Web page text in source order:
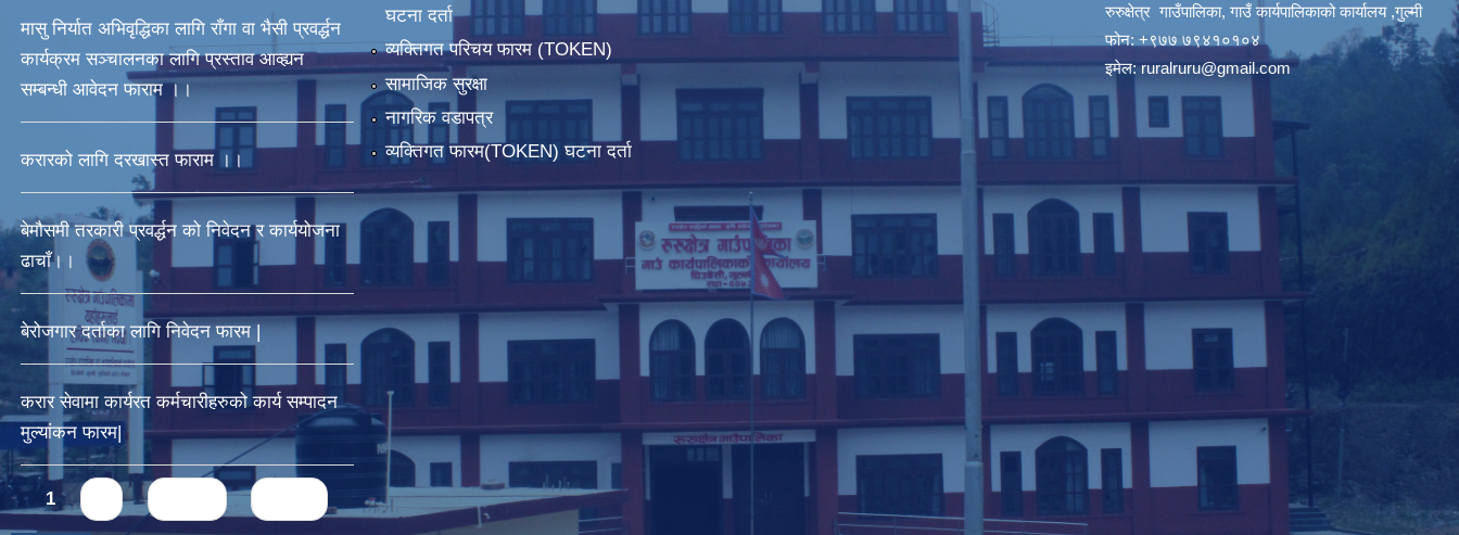
मासु निर्यात अभिवृद्धिका लागि राँगा वा भैसी प्रवर्द्धन
कार्यक्रम सञ्चालनका लागि प्रस्ताव आव्ह्यन
सम्बन्धी आवेदन फाराम ।।
करारको लागि दरखास्त फाराम ।।
बेमौसमी तरकारी प्रवर्द्धन को निवेदन र कार्ययोजना
ढाचाँ।।
बेरोजगार दर्ताका लागि निवेदन फारम |
करार सेवामा कार्यरत कर्मचारीहरुको कार्य सम्पादन
मुल्यांकन फारम|
Pages
1
घटना दर्ता
व्यक्तिगत परिचय फारम (TOKEN)
सामाजिक सुरक्षा
नागरिक वडापत्र
व्यक्तिगत फारम(TOKEN) घटना दर्ता
रुरुक्षेत्र गाउँपालिका, गाउँ कार्यपालिकाको कार्यालय ,गुल्मी
फोन: +९७७ ७९४१०१०४
इमेल:ruralruru@gmail.com